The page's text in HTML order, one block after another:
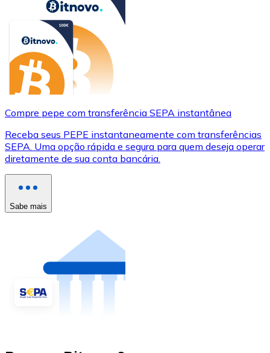
Compre pepe com transferência SEPA instantânea
Receba seus PEPE instantaneamente com transferências
SEPA. Uma opção rápida e segura para quem deseja operar
diretamente de sua conta bancária.
Sabe mais